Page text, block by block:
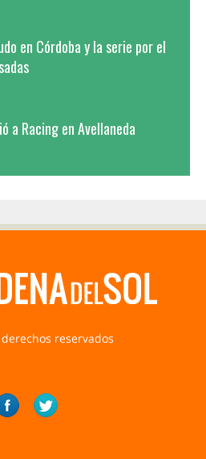
en Córdoba y la serie por el
a Racing en Avellaneda